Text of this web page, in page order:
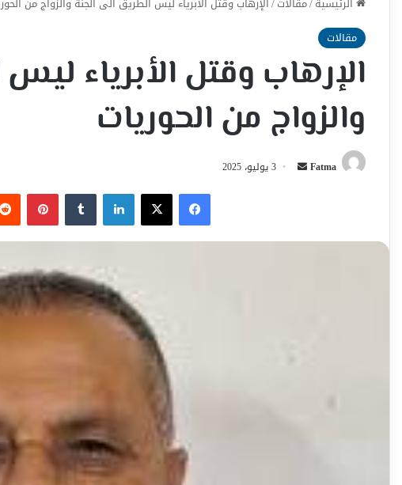
مقالات
الإرهاب وقتل الأبرياء
والزواج من الحوريات
Fatma
أرسل 3 يوليو، 2025
فيسبوك‫X لينكدإن